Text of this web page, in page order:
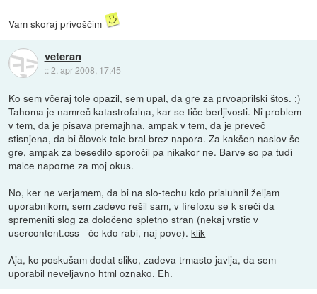
Vam skoraj privoščim
veteran
::2. apr 2008, 17:45
Ko sem včeraj tole opazil, sem upal, da gre za prvoaprilski štos. ;)
Tahoma je namreč katastrofalna, kar se tiče berljivosti. Ni problem
v tem, da je pisava premajhna, ampak v tem, da je preveč
stisnjena, da bi človek tole bral brez napora. Za kakšen naslov še
gre, ampak za besedilo sporočil pa nikakor ne. Barve so pa tudi
malce naporne za moj okus.
No, ker ne verjamem, da bi na slo-techu kdo prisluhnil željam
uporabnikom, sem zadevo rešil sam, v firefoxu se k sreči da
spremeniti slog za določeno spletno stran (nekaj vrstic v
usercontent.css - če kdo rabi, naj pove).klik
Aja, ko poskušam dodat sliko, zadeva trmasto javlja, da sem
uporabil neveljavno html oznako. Eh.